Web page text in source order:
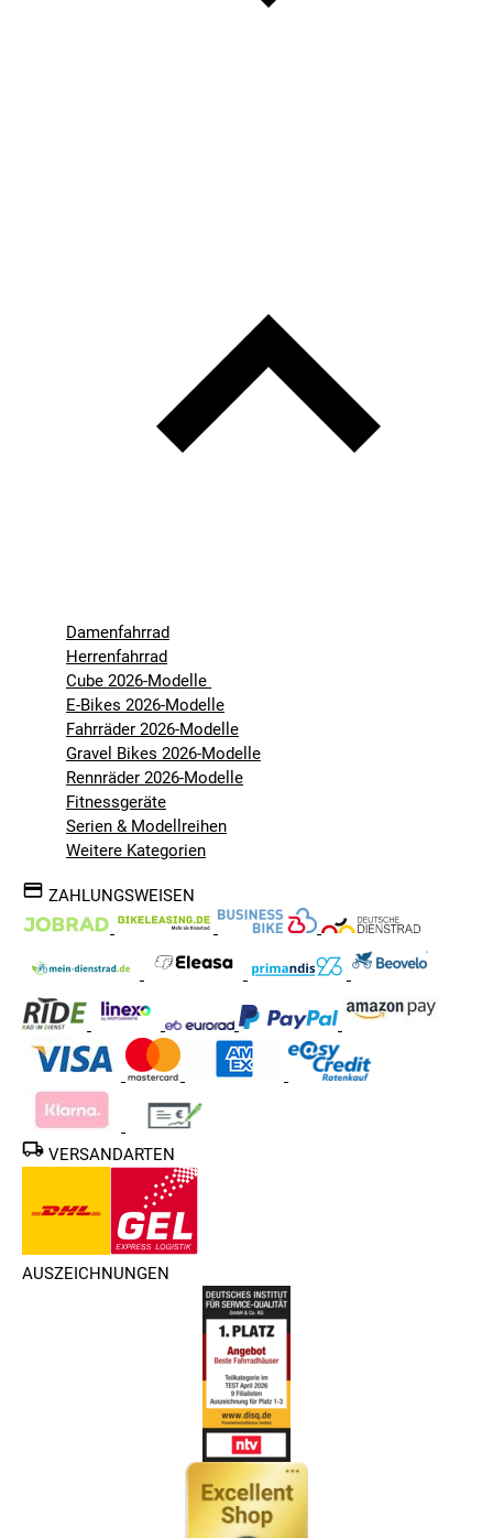
Damenfahrrad
Herrenfahrrad
Cube 2026-Modelle
E-Bikes 2026-Modelle
Fahrräder 2026-Modelle
Gravel Bikes 2026-Modelle
Rennräder 2026-Modelle
Fitnessgeräte
Serien & Modellreihen
Weitere Kategorien
ZAHLUNGSWEISEN
VERSANDARTEN
AUSZEICHNUNGEN